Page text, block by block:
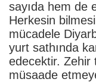
sayıda hem de
Herkesin
mücadele
yurt sathında
edecektir. Zehir
müsaade